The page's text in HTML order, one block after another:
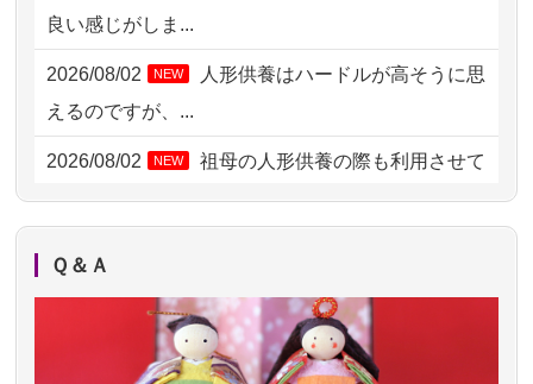
2026/08/01 19:28 東京都の方からお申込み
2026/08/01 17:10
2026/08/01 11:07 さいたの方からお申込み
2026/07/31 17:28 栃木県の方からお申込み
2026/07/31 12:32
2026/07/31 10:29 京都市の方からお申込み
2026/07/31 08:41 埼玉県の方からお申込み
良い感じがしま...
2026/08/02 NEW
人形供養はハードルが高そうに思
えるのですが、...
2026/08/02 NEW
祖母の人形供養の際も利用させて
いただき安心感がある
供養の内容（料金や送り方等）がとて
も丁寧に説...
Ｑ＆Ａ